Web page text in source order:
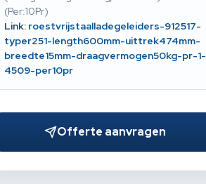
(Per:10Pr)
Link: roestvrijstaalladegeleiders-912517-
typer251-length600mm-uittrek474mm-
breedte15mm-draagvermogen50kg-pr-1-
4509-per10pr
Offerte aanvragen